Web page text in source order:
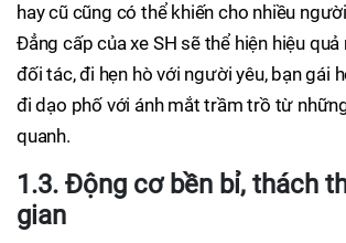
hay cũ cũng có thể khiến cho nhiều
Đẳng cấp của xe SH sẽ thể hiện hiệu
đối tác, đi hẹn hò với người yêu, bạn gái
đi dạo phố với ánh mắt trầm trồ từ
quanh.
1.3. Động cơ bền bỉ, thách
gian